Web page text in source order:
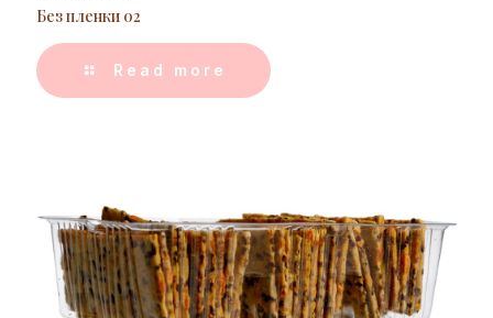
Без пленки 02
Read more